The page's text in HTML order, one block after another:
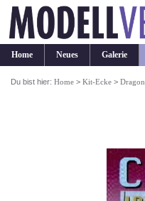
Home Neues Galerie
Du bist hier:Home >Kit-Ecke >Dragon